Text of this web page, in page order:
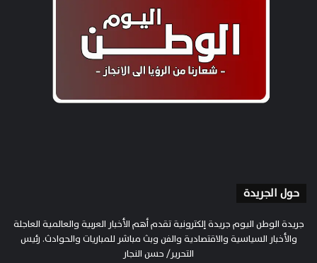
حول الجريدة
جريدة الوطن اليوم جريدة إلكترونية تقدم أهم الأخبار العربية والعالمية العاجلة
والأخبار السياسية والاقتصادية والفن وبث مباشر للمباريات والحوادث. رئيس
التحرير/ حسن النجار